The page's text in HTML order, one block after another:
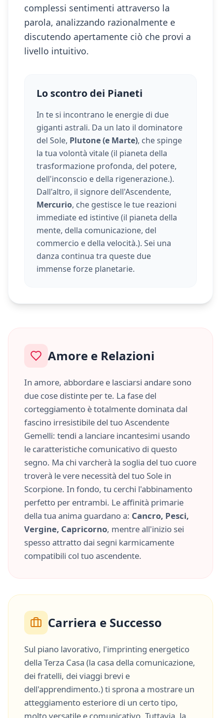
complessi sentimenti attraverso la
parola, analizzando razionalmente e
discutendo apertamente ciò che provi a
livello intuitivo.
Lo scontro dei Pianeti
In te si incontrano le energie di due
giganti astrali. Da un lato il dominatore
del Sole, Plutone (e Marte), che spinge
la tua volontà vitale (il pianeta della
trasformazione profonda, del potere,
dell'inconscio e della rigenerazione.).
Dall'altro, il signore dell'Ascendente,
Mercurio, che gestisce le tue reazioni
immediate ed istintive (il pianeta della
mente, della comunicazione, del
commercio e della velocità.). Sei una
danza continua tra queste due
immense forze planetarie.
Amore e Relazioni
In amore, abbordare e lasciarsi andare sono
due cose distinte per te. La fase del
corteggiamento è totalmente dominata dal
fascino irresistibile del tuo Ascendente
Gemelli: tendi a lanciare incantesimi usando
le caratteristiche comunicativo di questo
segno. Ma chi varcherà la soglia del tuo cuore
troverà le vere necessità del tuo Sole in
Scorpione. In fondo, tu cerchi l'abbinamento
perfetto per entrambi. Le affinità primarie
della tua anima guardano a: Cancro, Pesci,
Vergine, Capricorno, mentre all'inizio sei
spesso attratto dai segni karmicamente
compatibili col tuo ascendente.
Carriera e Successo
Sul piano lavorativo, l'imprinting energetico
della Terza Casa (la casa della comunicazione,
dei fratelli, dei viaggi brevi e
dell'apprendimento.) ti sprona a mostrare un
atteggiamento esteriore di un certo tipo,